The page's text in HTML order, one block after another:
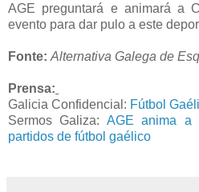
AGE preguntará e animará a
evento para dar pulo a este
Fonte: Alternativa Galega de
Prensa:
Galicia Confidencial: Fútbol
Sermos Galiza: AGE anima a
partidos de fútbol gaélico